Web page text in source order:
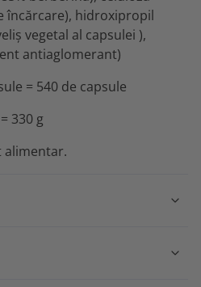
încărcare), hidroxipropil
vegetal al capsulei ),
antiaglomerant)
= 540 de capsule
330 g
alimentar.